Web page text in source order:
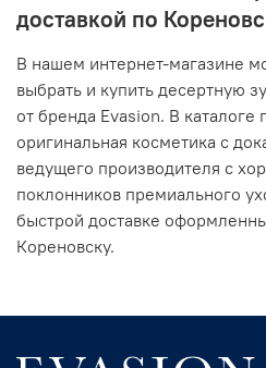
доставкой по
В нашем интернет-магазине
выбрать и купить десертную
от бренда Evasion. В каталоге
оригинальная косметика с
ведущего производителя с
поклонников премиального
быстрой доставке
Кореновску.